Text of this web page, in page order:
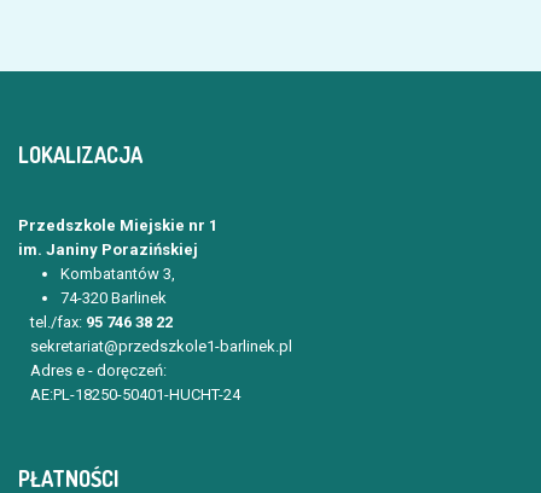
LOKALIZACJA
Przedszkole Miejskie nr 1
im. Janiny Porazińskiej
Kombatantów 3,
74-320 Barlinek
tel./fax: 95 746 38 22
sekretariat@przedszkole1-barlinek.pl
Adres e - doręczeń:
AE:PL-18250-50401-HUCHT-24
PŁATNOŚCI